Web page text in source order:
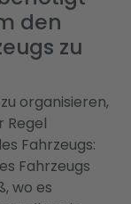
den
zu
organisieren,
Regel
Fahrzeugs:
Fahrzeugs
wo es